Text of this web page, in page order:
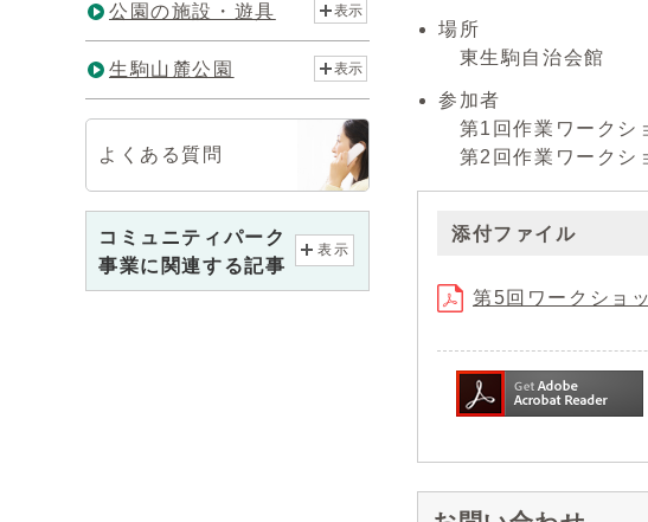
場所
東生駒自治会館
参加者
第1回作業ワークシ
第2回作業ワークシ
添付ファイル
第5回ワークショ
公園の施設・遊具 表示
生駒山麓公園 表示
よくある質問
コミュニティパーク
事業に関連する記事
表示